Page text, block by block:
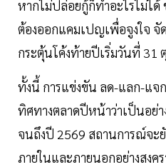
หากไม่ปล่อยกู้ก็ทำอะไรไม่ไ
ต้องออกแคมเปญเพื่อจูงใจ
กระตุ้นโค้งท้ายปีเริ่มวันที่ 31
ทั้งนี้ การแข่งขัน ลด-แลก-แ
ทิศทางตลาดปีหน้าว่าเป็นอย่
จนถึงปี 2569 สถานการณ์จะ
ภายในและภายนอกอย่างสงค